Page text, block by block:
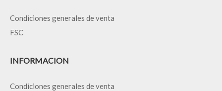
Condiciones generales de venta
FSC
INFORMACION
Condiciones generales de venta